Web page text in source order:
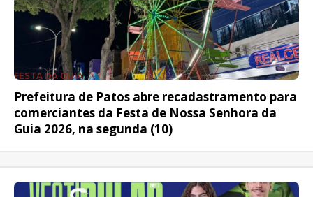
FESTA DA GUIA
Prefeitura de Patos abre recadastramento para
comerciantes da Festa de Nossa Senhora da
Guia 2026, na segunda (10)